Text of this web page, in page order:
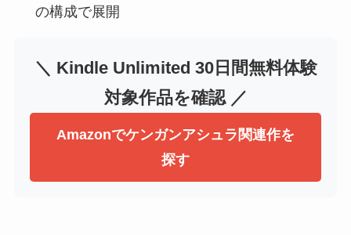
の構成で展開
＼ Kindle Unlimited 30日間無料体験
対象作品を確認 ／
Amazonでケンガンアシュラ関連作を
探す